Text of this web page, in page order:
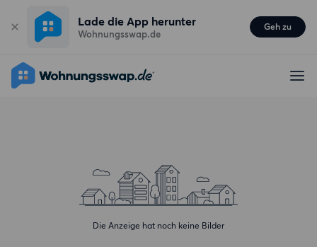
Lade die App herunter
Wohnungsswap.de
Geh zu
Die Anzeige hat noch keine Bilder